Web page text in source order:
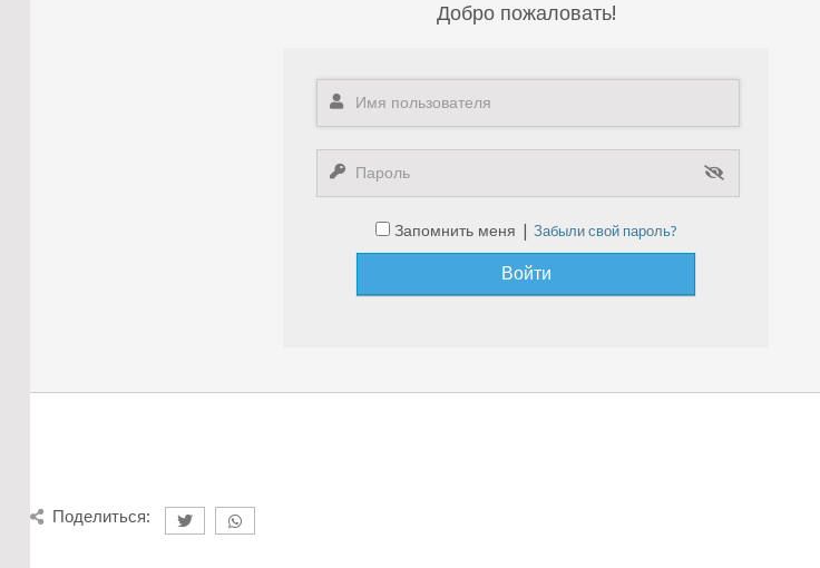
Добро пожаловать!
Запомнить меня | Забыли свой пароль?
Поделиться: